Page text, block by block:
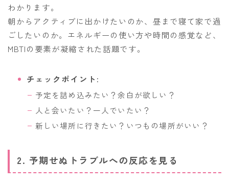
わかります。
朝からアクティブに出かけたいのか、昼まで寝て家で過
ごしたいのか。エネルギーの使い方や時間の感覚など、
MBTIの要素が凝縮された話題です。
チェックポイント:
予定を詰め込みたい？余白が欲しい？
人と会いたい？一人でいたい？
新しい場所に行きたい？いつもの場所がいい？
2. 予期せぬトラブルへの反応を見る